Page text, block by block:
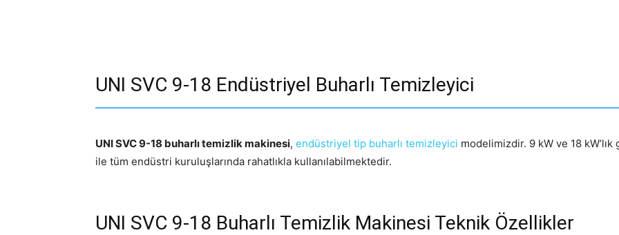
UNI SVC 9-18 Endüstriyel Buharlı Temizleyici
UNI SVC 9-18 buharlı temizlik makinesi, endüstriyel tip buharlı temizleyici modelimizdir. 9 kW ve 18 kW’lık
ile tüm endüstri kuruluşlarında rahatlıkla kullanılabilmektedir.
UNI SVC 9-18 Buharlı Temizlik Makinesi Teknik Özellikler